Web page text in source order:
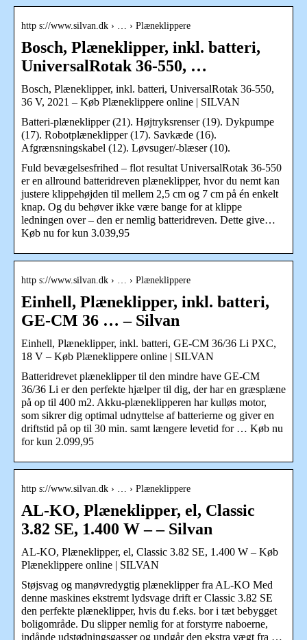
http s://www.silvan.dk › … › Plæneklippere
Bosch, Plæneklipper, inkl. batteri,
UniversalRotak 36-550, …
Bosch, Plæneklipper, inkl. batteri, UniversalRotak 36-550,
36 V, 2021 – Køb Plæneklippere online | SILVAN
Batteri-plæneklipper (21). Højtryksrenser (19). Dykpumpe
(17). Robotplæneklipper (17). Savkæde (16).
Afgrænsningskabel (12). Løvsuger/-blæser (10).
Fuld bevægelsesfrihed – flot resultat UniversalRotak 36-550
er en allround batteridreven plæneklipper, hvor du nemt kan
justere klippehøjden til mellem 2,5 cm og 7 cm på én enkelt
knap. Og du behøver ikke være bange for at klippe
ledningen over – den er nemlig batteridreven. Dette give…
Køb nu for kun 3.039,95
http s://www.silvan.dk › … › Plæneklippere
Einhell, Plæneklipper, inkl. batteri,
GE-CM 36 … – Silvan
Einhell, Plæneklipper, inkl. batteri, GE-CM 36/36 Li PXC,
18 V – Køb Plæneklippere online | SILVAN
Batteridrevet plæneklipper til den mindre have GE-CM
36/36 Li er den perfekte hjælper til dig, der har en græsplæne
på op til 400 m2. Akku-plæneklipperen har kulløs motor,
som sikrer dig optimal udnyttelse af batterierne og giver en
driftstid på op til 30 min. samt længere levetid for … Køb nu
for kun 2.099,95
http s://www.silvan.dk › … › Plæneklippere
AL-KO, Plæneklipper, el, Classic
3.82 SE, 1.400 W – – Silvan
AL-KO, Plæneklipper, el, Classic 3.82 SE, 1.400 W – Køb
Plæneklippere online | SILVAN
Støjsvag og manøvredygtig plæneklipper fra AL-KO Med
denne maskines ekstremt lydsvage drift er Classic 3.82 SE
den perfekte plæneklipper, hvis du f.eks. bor i tæt bebygget
boligområde. Du slipper nemlig for at forstyrre naboerne,
indånde udstødningsgasser og undgår den ekstra vægt fra …